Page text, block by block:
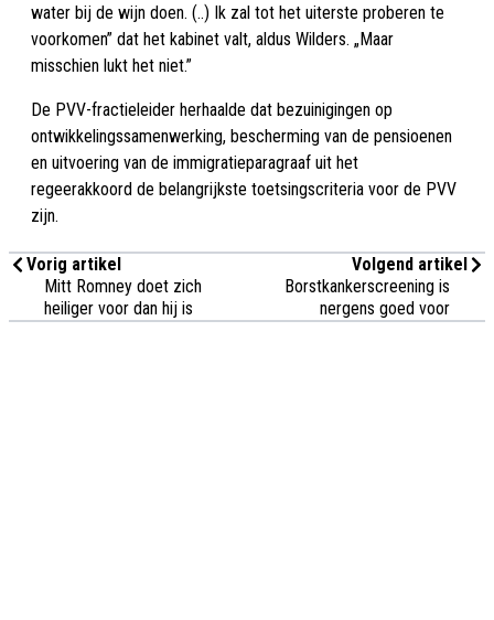
water bij de wijn doen. (..) Ik zal tot het uiterste proberen te
voorkomen” dat het kabinet valt, aldus Wilders. „Maar
misschien lukt het niet.”
De PVV-fractieleider herhaalde dat bezuinigingen op
ontwikkelingssamenwerking, bescherming van de pensioenen
en uitvoering van de immigratieparagraaf uit het
regeerakkoord de belangrijkste toetsingscriteria voor de PVV
zijn.
Vorig artikel
Mitt Romney doet zich
heiliger voor dan hij is
Volgend artikel
Borstkankerscreening is
nergens goed voor